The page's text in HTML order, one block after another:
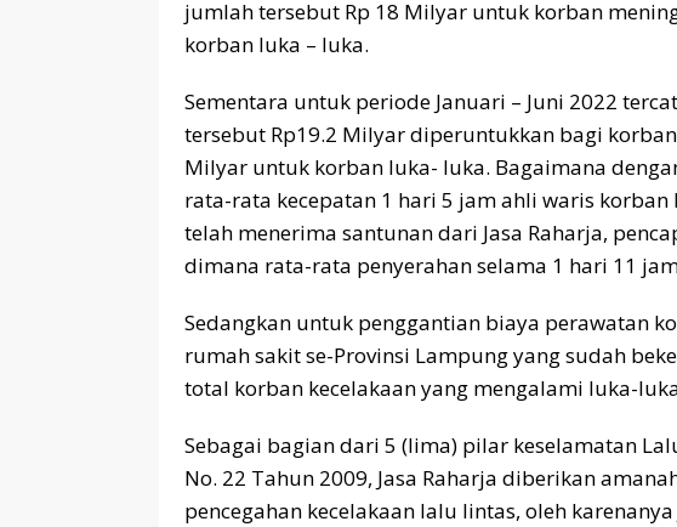
jumlah tersebut Rp 18 Milyar untuk korban
korban luka – luka.
Sementara untuk periode Januari – Juni 2022
tersebut Rp19.2 Milyar diperuntukkan bagi
Milyar untuk korban luka- luka. Bagaimana
rata-rata kecepatan 1 hari 5 jam ahli waris
telah menerima santunan dari Jasa Raharja,
dimana rata-rata penyerahan selama 1 hari 11
Sedangkan untuk penggantian biaya perawatan
rumah sakit se-Provinsi Lampung yang sudah
total korban kecelakaan yang mengalami luka-
Sebagai bagian dari 5 (lima) pilar keselamatan
No. 22 Tahun 2009, Jasa Raharja diberikan
pencegahan kecelakaan lalu lintas, oleh